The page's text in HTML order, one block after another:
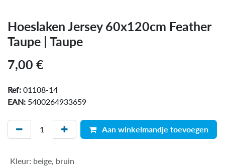
Hoeslaken Jersey 60x120cm Feather
Taupe | Taupe
7,00 €
Ref: 01108-14
EAN: 5400264933659
Aan winkelmandje toevoegen
Kleur: beige, bruin